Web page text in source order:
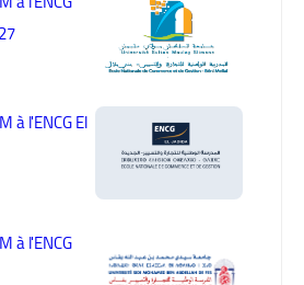
à l'ENCG El
à l'ENCG